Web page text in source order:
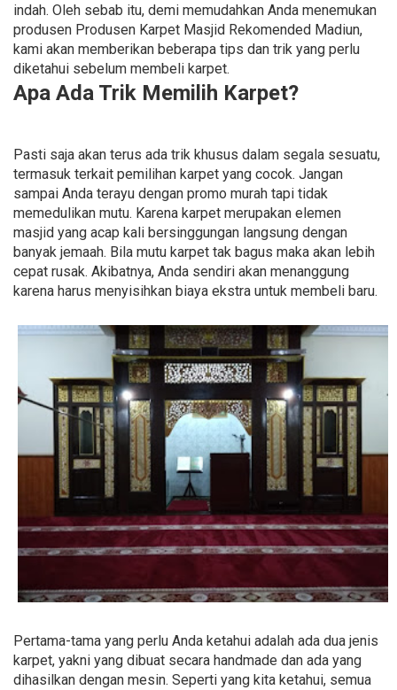
indah. Oleh sebab itu, demi memudahkan Anda menemukan
produsen Produsen Karpet Masjid Rekomended Madiun,
kami akan memberikan beberapa tips dan trik yang perlu
diketahui sebelum membeli karpet.
Apa Ada Trik Memilih Karpet?
Pasti saja akan terus ada trik khusus dalam segala sesuatu,
termasuk terkait pemilihan karpet yang cocok. Jangan
sampai Anda terayu dengan promo murah tapi tidak
memedulikan mutu. Karena karpet merupakan elemen
masjid yang acap kali bersinggungan langsung dengan
banyak jemaah. Bila mutu karpet tak bagus maka akan lebih
cepat rusak. Akibatnya, Anda sendiri akan menanggung
karena harus menyisihkan biaya ekstra untuk membeli baru.
Pertama-tama yang perlu Anda ketahui adalah ada dua jenis
karpet, yakni yang dibuat secara handmade dan ada yang
dihasilkan dengan mesin. Seperti yang kita ketahui, semua